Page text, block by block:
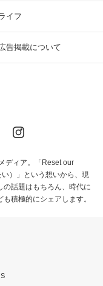
イフ
告掲載について
ディア。「Reset our
）」という想いから、現
話題はもちろん、時代に
積極的にシェアします。